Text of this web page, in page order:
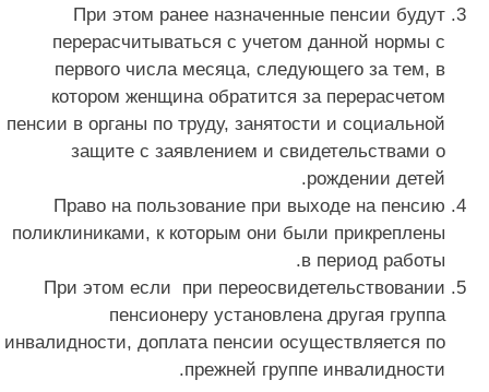
При этом ранее назначенные пенсии будут
перерасчитываться с учетом данной нормы с
первого числа месяца, следующего за тем, в
котором женщина обратится за перерасчетом
пенсии в органы по труду, занятости и социальной
защите с заявлением и свидетельствами о
рождении детей.
Право на пользование при выходе на пенсию
поликлиниками, к которым они были прикреплены
в период работы.
При этом если при переосвидетельствовании
пенсионеру установлена другая группа
инвалидности, доплата пенсии осуществляется по
прежней группе инвалидности.